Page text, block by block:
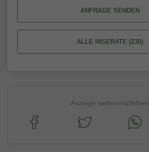
ANFRAGE SENDEN
ALLE INSERATE (230)
Anzeige weiterempfehlen